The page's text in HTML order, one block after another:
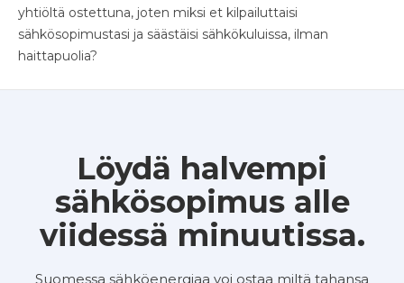
yhtiöltä ostettuna, joten miksi et kilpailuttaisi
sähkösopimustasi ja säästäisi sähkökuluissa, ilman
haittapuolia?
Löydä halvempi
sähkösopimus alle
viidessä minuutissa.
Suomessa sähköenergiaa voi ostaa miltä tahansa